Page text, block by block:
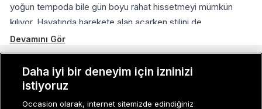
yoğun tempoda bile gün boyu rahat hissetmeyi mümkün
kılıyor. Hayatında harekete alan açarken stilini de
konuşturmak için Occasion’un sneaker koleksiyonunu sen de
hemen incele, favori modellerini bedenler tükenmeden
sepetine ekle!
2024 Sneaker Trendleri: Occasion Koleksiyonuyla
Adım Adım
Devamını Gör
MÜŞTERI İLIŞKILERI
KURUMSAL
Daha iyi bir deneyim için izninizi
istiyoruz
Occasion olarak, internet sitemizde edindiğiniz